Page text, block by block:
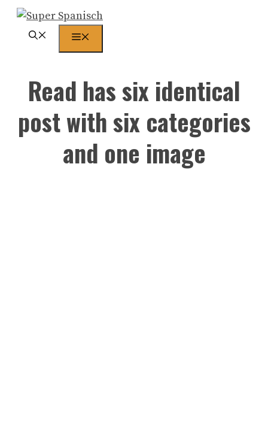
Zum
Inhalt
Read has six identical
post with six categories
and one image